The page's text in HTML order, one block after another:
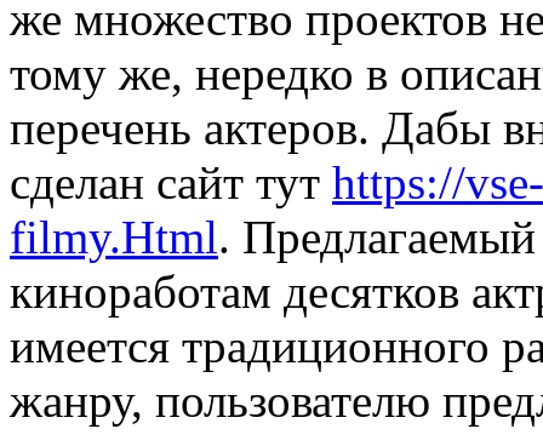
же множество проектов
тому же, нередко в
перечень актеров. Дабы
сделан сайт тут https://
filmy.Html. Предлагаемый
киноработам десятков
имеется традиционного
жанру, пользователю